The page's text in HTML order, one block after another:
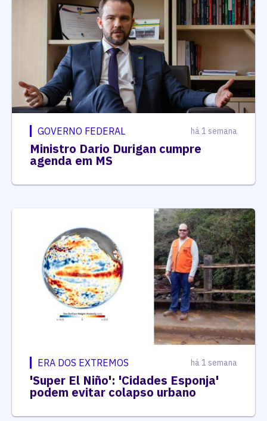
GOVERNO FEDERAL há 1 semana
Ministro Dario Durigan cumpre
agenda em MS
ERA DOS EXTREMOS há 1 semana
'Super El Niño': 'Cidades Esponja'
podem evitar colapso urbano